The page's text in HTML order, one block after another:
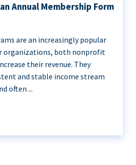
Annual Membership Form
are an increasingly popular
organizations, both nonprofit
their revenue. They
and stable income stream
often ...